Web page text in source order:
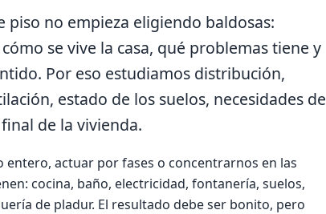
piso no empieza eligiendo baldosas:
se vive la casa, qué problemas tiene y
Por eso estudiamos distribución,
estado de los suelos, necesidades de
de la vivienda.
actuar por fases o concentrarnos en las
cocina, baño, electricidad, fontanería, suelos,
de pladur. El resultado debe ser bonito, pero